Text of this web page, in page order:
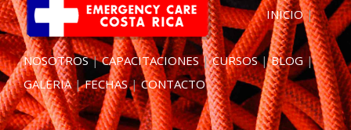
INICIO|
NOSOTROS|CAPACITACIONES|CURSOS|BLOG |
GALERIA|FECHAS|CONTACTO